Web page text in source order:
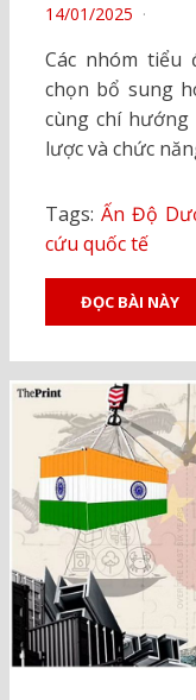
POSTED
14/01/2025
Các nhóm tiểu
chọn bổ sung
cùng chí hướng
lược và chức
Tags: Ấn Độ
cứu quốc tế
ĐỌC BÀI NÀY